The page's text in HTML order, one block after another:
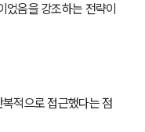
음을 강조하는 전략이
적으로 접근했다는 점